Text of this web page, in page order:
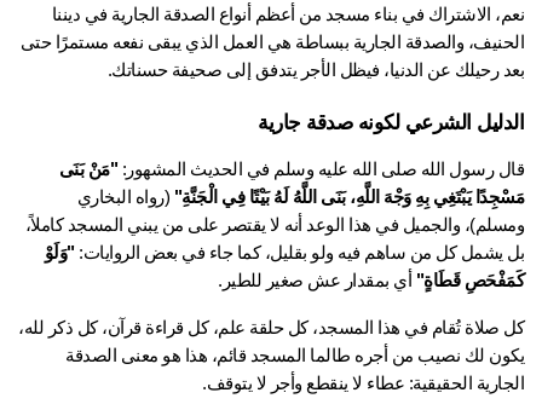
الحنيف، والصدقة الجارية ببساطة هي العمل الذي يبقى نفعه مستمرًا حتى
رحيلك عن الدنيا، فيظل الأجر يتدفق إلى صحيفة حسناتك.
الشرعي لكونه صدقة جارية
رسول الله صلى الله عليه وسلم في الحديث المشهور:
"مَنْ بَنَى
يَبْتَغِي بِهِ وَجْهَ اللَّهِ، بَنَى اللَّهُ لَهُ بَيْتًا فِي الْجَنَّةِ"
(رواه البخاري
ومسلم)، والجميل في هذا الوعد أنه لا يقتصر على من يبني المسجد كاملاً،
يشمل كل من ساهم فيه ولو بقليل، كما جاء في بعض الروايات:
"وَلَوْ
قَطَاةٍ" أي بمقدار عش صغير للطير.
يكون لك نصيب من أجره طالما المسجد قائم، هذا هو معنى الصدقة
الحقيقية: عطاء لا ينقطع وأجر لا يتوقف.